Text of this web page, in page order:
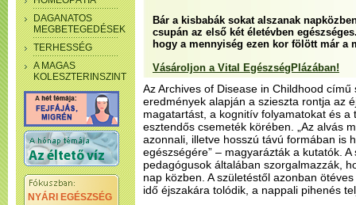
DAGANATOS
MEGBETEGEDÉSEK
TERHESSÉG
A MAGAS
KOLESZTERINSZINT
NYÁRI EGÉSZSÉG
Bár a kisbabák sokat alszanak
csupán az első két életévben
hogy a mennyiség ezen kor fölött már a
Vásároljon a Vital EgészségPlázában!
Az Archives of Disease in Childhood
eredmények alapján a szieszta rontja az
magatartást, a kognitív folyamatokat és a
esztendős csemeték körében. „Az alvás
azonnali, illetve hosszú távú formában is
egészségére” – magyarázták a kutatók.
pedagógusok általában szorgalmazzák,
nap közben. A születéstől azonban
idő éjszakára tolódik, a nappali pihenés